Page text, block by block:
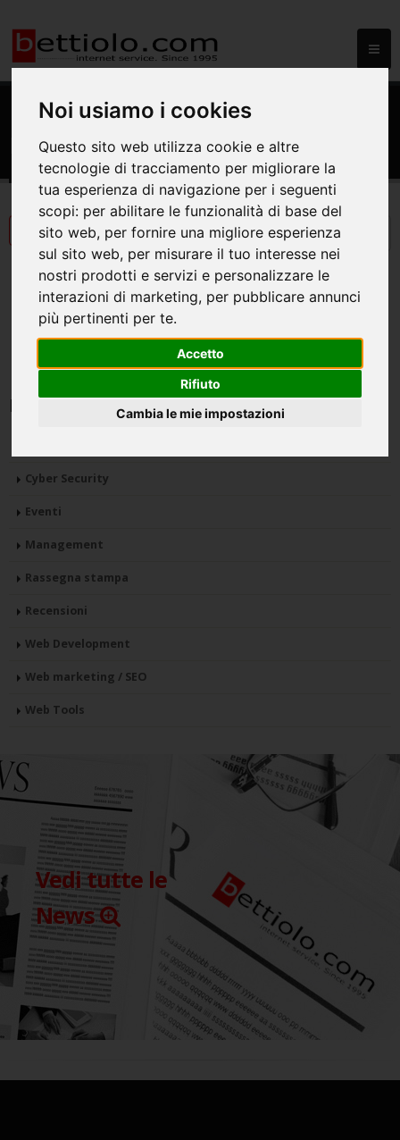
Noi usiamo i cookies
Questo sito web utilizza cookie e altre
tecnologie di tracciamento per migliorare la
tua esperienza di navigazione per i seguenti
scopi: per abilitare le funzionalità di base del
sito web, per fornire una migliore esperienza
sul sito web, per misurare il tuo interesse nei
nostri prodotti e servizi e personalizzare le
interazioni di marketing, per pubblicare annunci
più pertinenti per te.
Accetto
Rifiuto
Cambia le mie impostazioni
NEWS
News
< Prima 1
News
Cyber Security
Eventi
Management
Rassegna stampa
Recensioni
Web Development
Web marketing / SEO
Web Tools
Vedi tutte le
News